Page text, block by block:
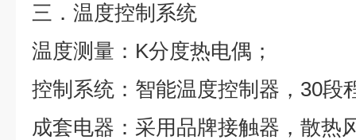
三．温度控制系统
温度测量： K分度热电偶；
控制系统： 智能温度控制器， 30段
成套电器：采用品牌接触器，散热